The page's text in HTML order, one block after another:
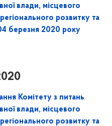
влади, місцевого
розвитку та
березня 2020 року
Комітету з питань
влади, місцевого
розвитку та